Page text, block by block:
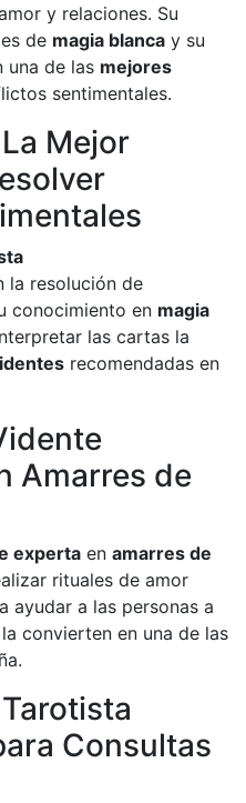
y relaciones. Su
de magia blanca y su
una de las mejores
sentimentales.
Mejor
la resolución de
conocimiento en magia
las cartas la
recomendadas en
Amarres de
experta en amarres de
rituales de amor
ayudar a las personas a
convierten en una de las
Consultas